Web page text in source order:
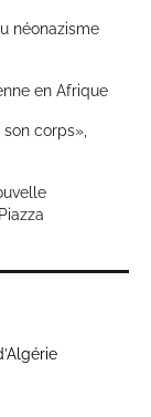
néonazisme
en Afrique
corps»,